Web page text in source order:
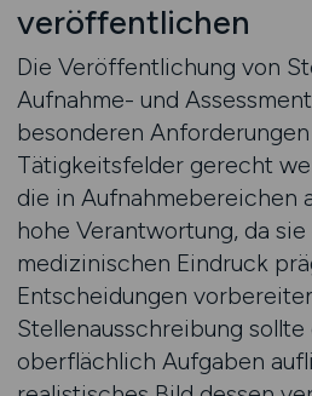
veröffentlichen
Die Veröffentlichung von
Aufnahme- und
besonderen
Tätigkeitsfelder gerecht
die in Aufnahmebereichen
hohe Verantwortung, da
medizinischen Eindruck
Entscheidungen
Stellenausschreibung
oberflächlich Aufgaben